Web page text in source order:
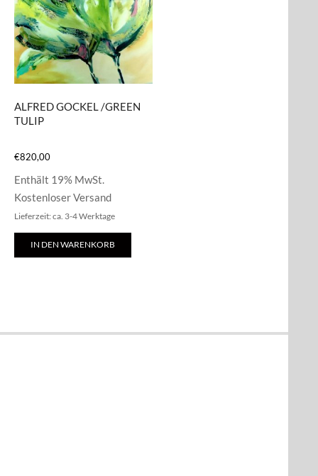
ALFRED GOCKEL /GREEN
TULIP
€820,00
Enthält 19% MwSt.
Kostenloser Versand
Lieferzeit: ca. 3-4 Werktage
IN DEN WARENKORB